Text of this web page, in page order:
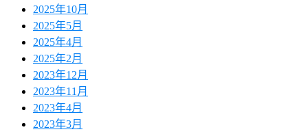
2025年10月
2025年5月
2025年4月
2025年2月
2023年12月
2023年11月
2023年4月
2023年3月